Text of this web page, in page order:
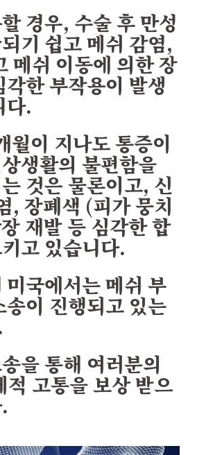
경우, 수술 후 만성
기 쉽고 메쉬 감염,
메쉬 이동에 의한 장
한 부작용이 발생
다.
월이 지나도 통증이
생활의 불편함을
것은 물론이고, 신
, 장폐색 (피가 뭉치
재발 등 심각한 합
고 있습니다.
미국에서는 메쉬 부
송이 진행되고 있는
을 통해 여러분의
적 고통을 보상 받으